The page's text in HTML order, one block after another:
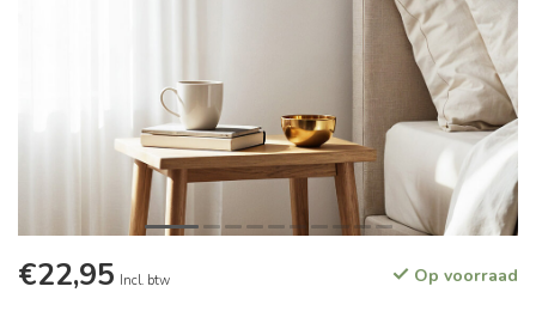
€22,95 Incl. btw Op voorraad